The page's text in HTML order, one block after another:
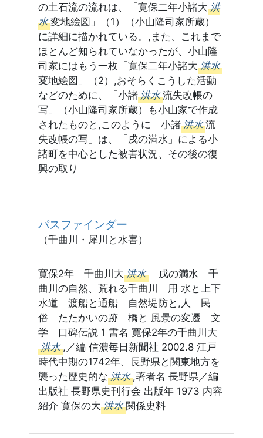
の土石流の流れは、「寛保二年小諸大 洪
水 変地絵図」（1）（小山隆司家所蔵）
に詳細に描かれている。,また、これまで
ほとんど知られていなかったが、小山隆
司家にはもう一枚「寛保二年小諸大 洪水
変地絵図」（2）,おそらくこうした活動
などのために、「小諸 洪水 流失改帳の
写」（小山隆司家所蔵）も小山家で作成
されたものと,このように「小諸 洪水 流
失改帳の写」は、「戌の満水」による小
諸町を中心とした被害状況、その後の復
興の取り
パスファインダー
（千曲川・犀川と水害）
寛保2年 千曲川大 洪水
戌の満水 千
曲川の自然、荒れる千曲川 用 水と上下
水道 渡船と通船 自然堤防と,人 民
俗 たたかいの跡 橋と 風景の変遷 文
学 口碑伝説 1 書名 寛保2年の千曲川大
洪水 ,／編 信濃毎日新聞社 2002.8 江戸
時代中期の1742年、長野県と関東地方を
襲った歴史的な 洪水 ,著者名 長野県／編
出版社 長野県史刊行会 出版年 1973 内容
紹介 寛保の大 洪水 関係史料